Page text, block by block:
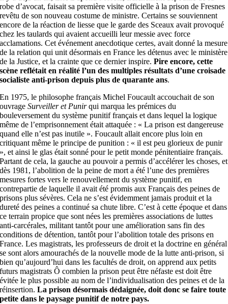
robe d’avocat, faisait sa première visite officielle à la prison de Fresnes
revêtu de son nouveau costume de ministre. Certains se souviennent
encore de la réaction de liesse que le garde des Sceaux avait provoqué
chez les taulards qui avaient accueilli leur messie avec force
acclamations. Cet événement anecdotique certes, avait donné la mesure
de la relation qui unit désormais en France les détenus avec le ministère
de la Justice, et la crainte que ce dernier inspire.Pire encore, cette
scène reflétait en réalité l’un des multiples résultats d’une croisade
socialiste anti-prison depuis plus de quarante ans.
En 1975, le philosophe français Michel Foucault accouchait de son
ouvrageSurveiller et Punirqui marqua les prémices du
bouleversement du système punitif français et dans lequel la logique
même de l’emprisonnement était attaquée : « La prison est dangereuse
quand elle n’est pas inutile ». Foucault allait encore plus loin en
critiquant même le principe de punition : « il est peu glorieux de punir
», et ainsi le glas était sonné pour le petit monde pénitentiaire français.
Partant de cela, la gauche au pouvoir a permis d’accélérer les choses, et
dès 1981, l’abolition de la peine de mort a été l’une des premières
mesures fortes vers le renouvellement du système punitif, en
contrepartie de laquelle il avait été promis aux Français des peines de
prisons plus sévères. Cela ne s’est évidemment jamais produit et la
dureté des peines a continué sa chute libre. C’est à cette époque et dans
ce terrain propice que sont nées les premières associations de luttes
anti-carcérales, militant tantôt pour une amélioration sans fin des
conditions de détention, tantôt pour l’abolition totale des prisons en
France. Les magistrats, les professeurs de droit et la doctrine en général
se sont alors amourachés de la nouvelle mode de la lutte anti-prison, si
bien qu’aujourd’hui dans les facultés de droit, on apprend aux petits
futurs magistrats Ô combien la prison peut être néfaste est doit être
évitée le plus possible au nom de l’individualisation des peines et de la
réinsertion.La prison désormais dédaignée, doit donc se faire toute
petite dans le paysage punitif de notre pays.